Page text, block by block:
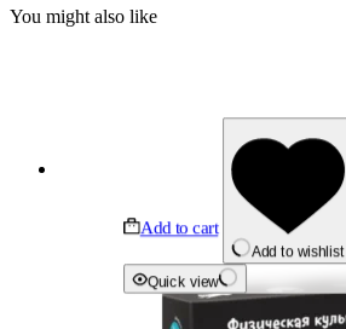
You might also like
Add to cart
Add to wishlist
Quick view